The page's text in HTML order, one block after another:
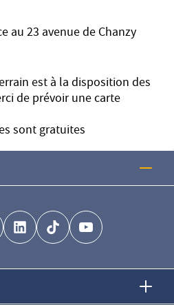
au 23 avenue de Chanzy
est à la disposition des
de prévoir une carte
sont gratuites
linkedin-brands
tiktok-brands
youtube